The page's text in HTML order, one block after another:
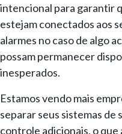
intencional para garantir
estejam conectados aos
alarmes no caso de algo
possam permanecer
inesperados.
Estamos vendo mais
separar seus sistemas de
controle adicionais, o que